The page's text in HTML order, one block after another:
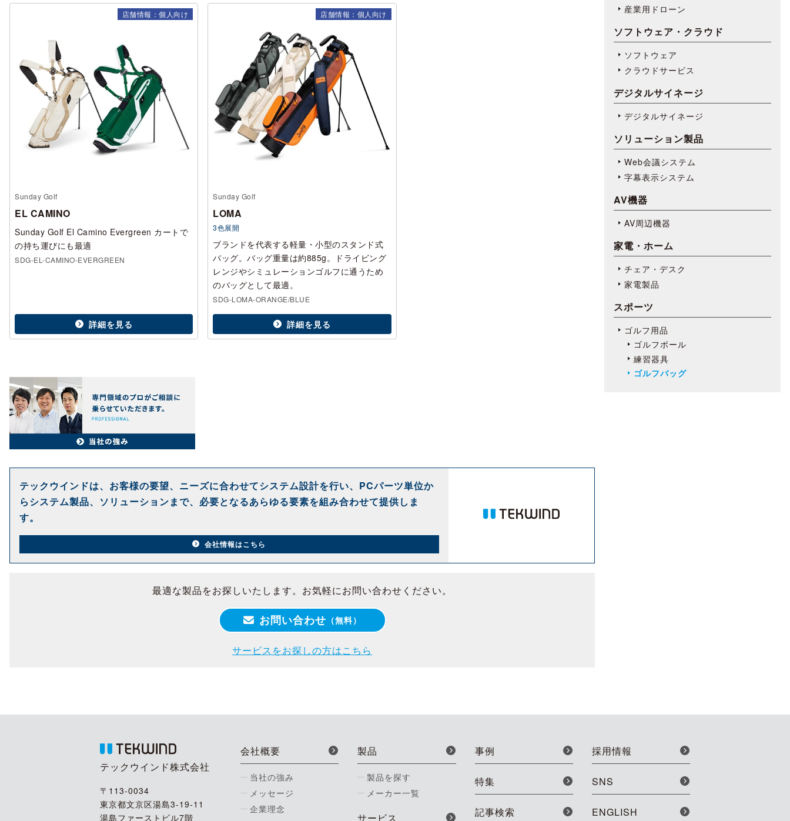
店舗情報：個人向け
Sunday Golf
EL CAMINO
Sunday Golf El Camino Evergreen カートで
の持ち運びにも最適
SDG-EL-CAMINO-EVERGREEN
詳細を見る
店舗情報：個人向け
Sunday Golf
LOMA
3色展開
ブランドを代表する軽量・小型のスタンド式
バッグ。バッグ重量は約885g。ドライビング
レンジやシミュレーションゴルフに通うため
のバッグとして最適。
SDG-LOMA-ORANGE/BLUE
詳細を見る
テックウインドは、お客様の要望、ニーズに合わせてシステム設計を行い、PCパーツ単位か
らシステム製品、ソリューションまで、必要となるあらゆる要素を組み合わせて提供しま
す。
会社情報はこちら
最適な製品をお探しいたします。お気軽にお問い合わせください。
お問い合わせ （無料）
サービスをお探しの方はこちら
産業用ドローン
ソフトウェア・クラウド
ソフトウェア
クラウドサービス
デジタルサイネージ
デジタルサイネージ
ソリューション製品
Web会議システム
字幕表⽰システム
AV機器
AV周辺機器
家電・ホーム
チェア・デスク
家電製品
スポーツ
ゴルフ用品
ゴルフボール
練習器具
ゴルフバッグ
テックウインド株式会社
〒113-0034
東京都文京区湯島3-19-11
湯島ファーストビル7階
会社概要
当社の強み
メッセージ
企業理念
製品
製品を探す
メーカー一覧
サービス
事例
特集
記事検索
採用情報
SNS
ENGLISH